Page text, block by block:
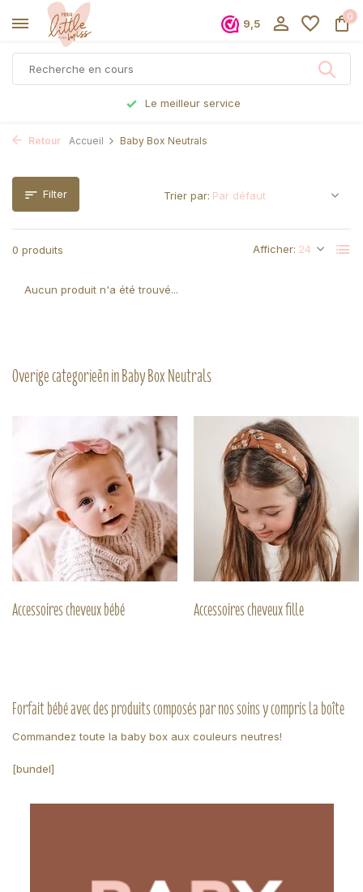
9,5
0
Le meilleur service
Retour Accueil Baby Box Neutrals
Filter
0 produits Afficher:
Trier par:
Aucun produit n'a été trouvé...
Overige categorieën in Baby Box Neutrals
Accessoires cheveux bébé Accessoires cheveux fille
Forfait bébé avec des produits composés par nos soins y compris la boîte
Commandez toute la baby box aux couleurs neutres!
[bundel]